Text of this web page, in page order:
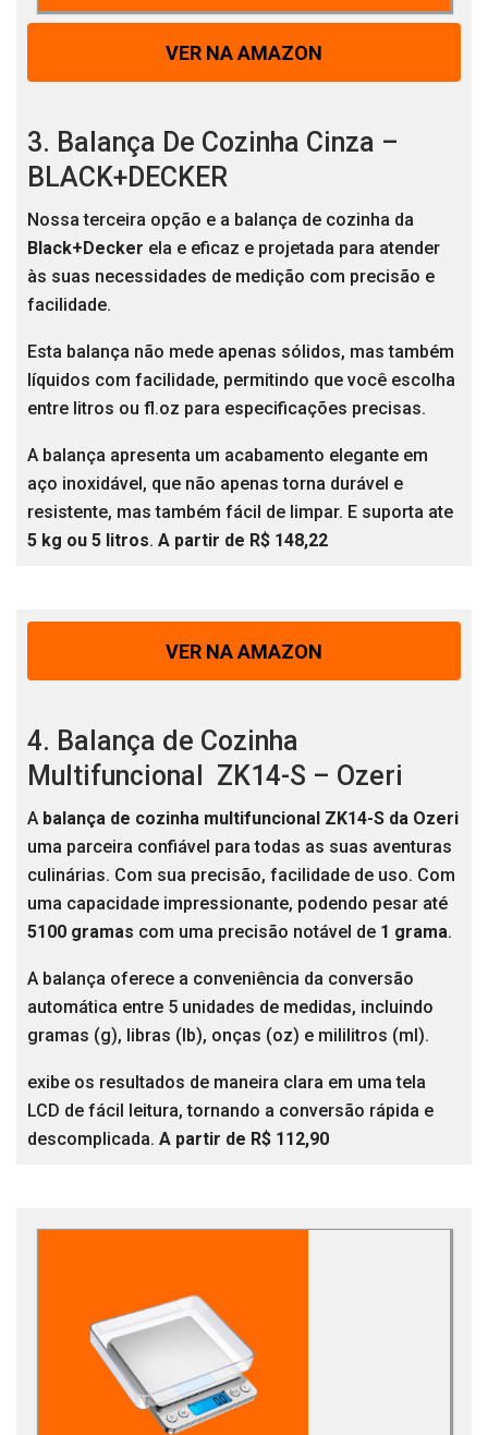
VER NA AMAZON
3. Balança De Cozinha Cinza –
BLACK+DECKER
Nossa terceira opção e a balança de cozinha da
Black+Decker ela e eficaz e projetada para atender
às suas necessidades de medição com precisão e
facilidade.
Esta balança não mede apenas sólidos, mas também
líquidos com facilidade, permitindo que você escolha
entre litros ou fl.oz para especificações precisas.
A balança apresenta um acabamento elegante em
aço inoxidável, que não apenas torna durável e
resistente, mas também fácil de limpar. E suporta ate
5 kg ou 5 litros. A partir de R$ 148,22
VER NA AMAZON
4. Balança de Cozinha
Multifuncional ZK14-S – Ozeri
A balança de cozinha multifuncional ZK14-S da Ozeri
uma parceira confiável para todas as suas aventuras
culinárias. Com sua precisão, facilidade de uso. Com
uma capacidade impressionante, podendo pesar até
5100 gramas com uma precisão notável de 1 grama.
A balança oferece a conveniência da conversão
automática entre 5 unidades de medidas, incluindo
gramas (g), libras (lb), onças (oz) e mililitros (ml).
exibe os resultados de maneira clara em uma tela
LCD de fácil leitura, tornando a conversão rápida e
descomplicada. A partir de R$ 112,90